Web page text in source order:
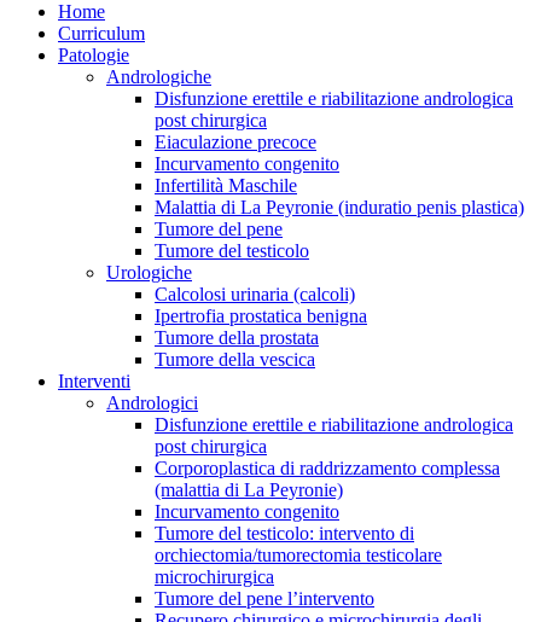
Home
Curriculum
Patologie
Andrologiche
Disfunzione erettile e riabilitazione andrologica
post chirurgica
Eiaculazione precoce
Incurvamento congenito
Infertilità Maschile
Malattia di La Peyronie (induratio penis plastica)
Tumore del pene
Tumore del testicolo
Urologiche
Calcolosi urinaria (calcoli)
Ipertrofia prostatica benigna
Tumore della prostata
Tumore della vescica
Interventi
Andrologici
Disfunzione erettile e riabilitazione andrologica
post chirurgica
Corporoplastica di raddrizzamento complessa
(malattia di La Peyronie)
Incurvamento congenito
Tumore del testicolo: intervento di
orchiectomia/tumorectomia testicolare
microchirurgica
Tumore del pene l’intervento